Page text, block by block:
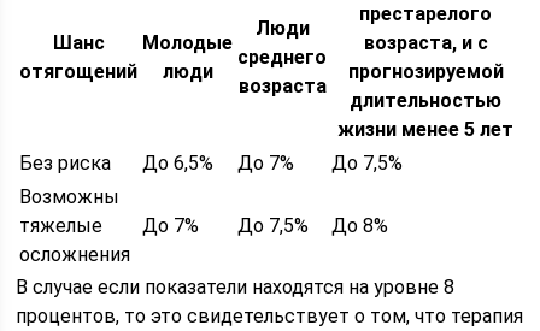
Шанс
отягощений
Молодые
люди
Люди
среднего
возраста
престарелого
возраста, и с
прогнозируемой
длительностью
жизни менее 5 лет
Без риска
До 6,5% До 7%
До 7,5%
Возможны
тяжелые
осложнения
До 7% До 7,5% До 8%
В случае если показатели находятся на уровне 8
процентов, то это свидетельствует о том, что терапия